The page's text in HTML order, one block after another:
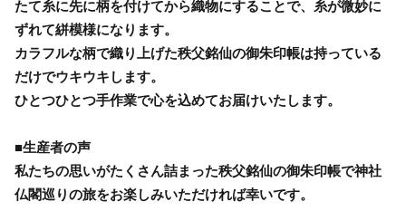
たて糸に先に柄を付けてから織物にすることで、糸が微妙に
ずれて絣模様になります。
カラフルな柄で織り上げた秩父銘仙の御朱印帳は持っている
だけでウキウキします。
ひとつひとつ手作業で心を込めてお届けいたします。
■生産者の声
私たちの思いがたくさん詰まった秩父銘仙の御朱印帳で神社
仏閣巡りの旅をお楽しみいただければ幸いです。